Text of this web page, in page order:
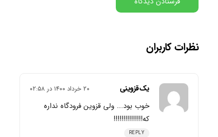
نظرات کاربران
یک‌قزوینی ۲۰ خرداد ۱۴۰۰ در ۰۲:۵۸
خوب بود…. ولی قزوین فرودگاه نداره
که!!!!!!!!!!!!!!!
REPLY